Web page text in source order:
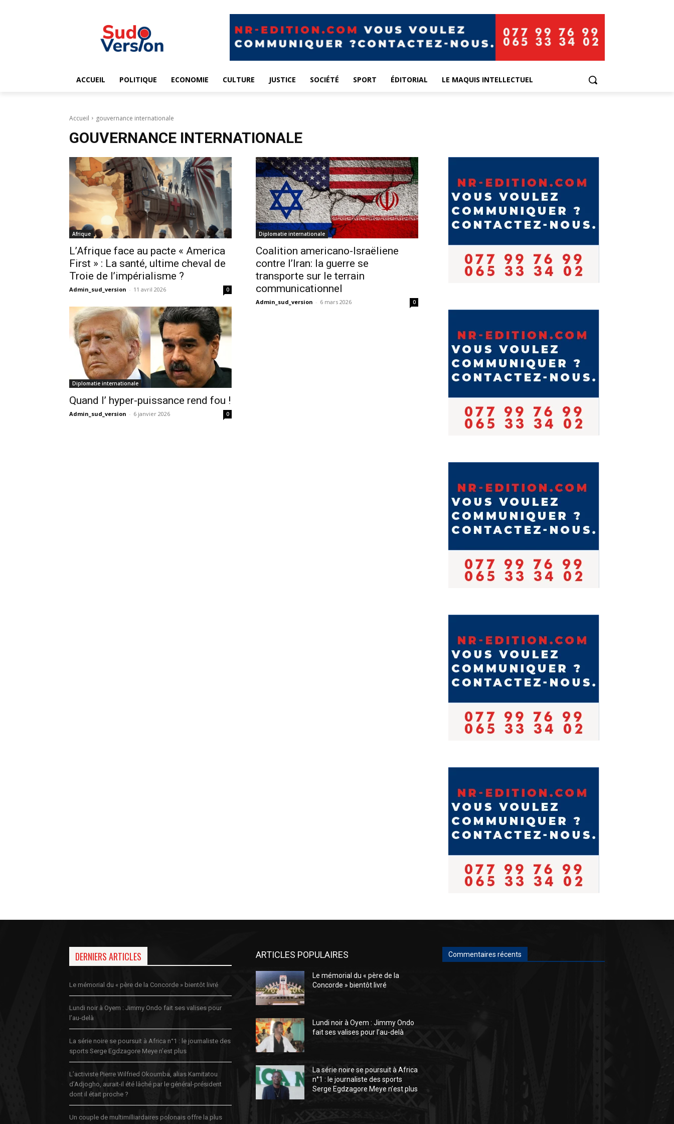
ACCUEIL POLITIQUE ECONOMIE CULTURE JUSTICE SOCIÉTÉ SPORT ÉDITORIAL LE MAQUIS INTELLECTUEL
Accueil gouvernance internationale
GOUVERNANCE INTERNATIONALE
Afrique
L’Afrique face au pacte « America
First » : La santé, ultime cheval de
Troie de l’impérialisme ?
Admin_sud_version - 11 avril 2026 0
Diplomatie internationale
Coalition americano-Israëliene
contre l’Iran: la guerre se
transporte sur le terrain
communicationnel
Admin_sud_version - 6 mars 2026 0
Diplomatie internationale
Quand l’ hyper-puissance rend fou !
Admin_sud_version - 6 janvier 2026 0
DERNIERS ARTICLES
Le mémorial du « père de la Concorde » bientôt livré
Lundi noir à Oyem : Jimmy Ondo fait ses valises pour
l’au-delà
La série noire se poursuit à Africa n°1 : le journaliste des
sports Serge Egdzagore Meye n’est plus
L’activiste Pierre Wilfried Okoumba, alias Kamitatou
d’Adjogho, aurait-il été lâché par le général-président
dont il était proche ?
Un couple de multimilliardaires polonais offre la plus
ARTICLES POPULAIRES
Le mémorial du « père de la
Concorde » bientôt livré
Lundi noir à Oyem : Jimmy Ondo
fait ses valises pour l’au-delà
La série noire se poursuit à Africa
n°1 : le journaliste des sports
Serge Egdzagore Meye n’est plus
Commentaires récents